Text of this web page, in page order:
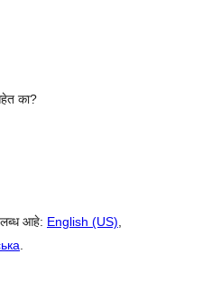
का?
आहे: English (US),
.